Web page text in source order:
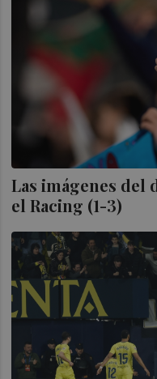
Las imágenes del
el Racing (1-3)